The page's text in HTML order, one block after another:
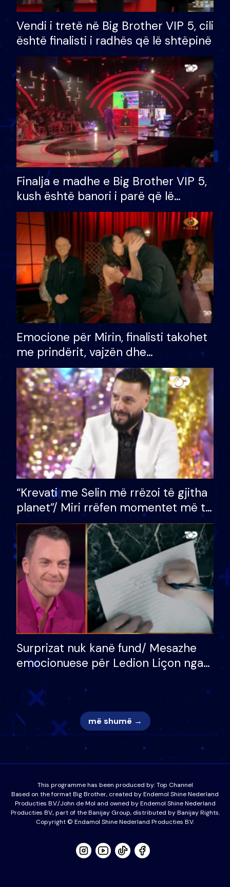
Vendi i tretë në Big Brother VIP 5, cili
është finalisti i radhës që lë shtëpinë
Finalja e madhe e Big Brother VIP 5,
kush është banori i parë që lë
shtëpinë dhe humb mundësinë për
të fituar çmimin e madh
Emocione për Mirin, finalisti takohet
me prindërit, vajzën dhe
bashkëshorten: S’kemi ndonjë letër
divorci apo jo?
“Krevati me Selin më rrëzoi të gjitha
planet”/ Miri rrëfen momentet më të
bukura në shtëpinë e BB VIP: Do më
mungojë zilja e mëngjesit kur…
Surprizat nuk kanë fund/ Mesazhe
emocionuese për Ledion Liçon nga
nëna dhe fëmijët e tij, moderatori
nuk i mban dot lotët: Nuk meritoj…
më shumë →
This programme has been produced by:Top Channel
Based on the format Big Brother, created by Endemol Shine Nederland
Producties B.V./John de Mol and owned by Endemol Shine Nederland
Producties BV., part of the Banijay Group, distributed by Banijay Rights.
Copyright © Endamol Shine Nederland Producties B.V.